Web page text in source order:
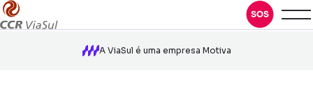
A ViaSul é uma empresa Motiva